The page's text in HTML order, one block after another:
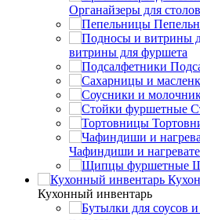
Органайзеры для
витрины для фуршета
Чафиндиши и
Кухонный инвентарь